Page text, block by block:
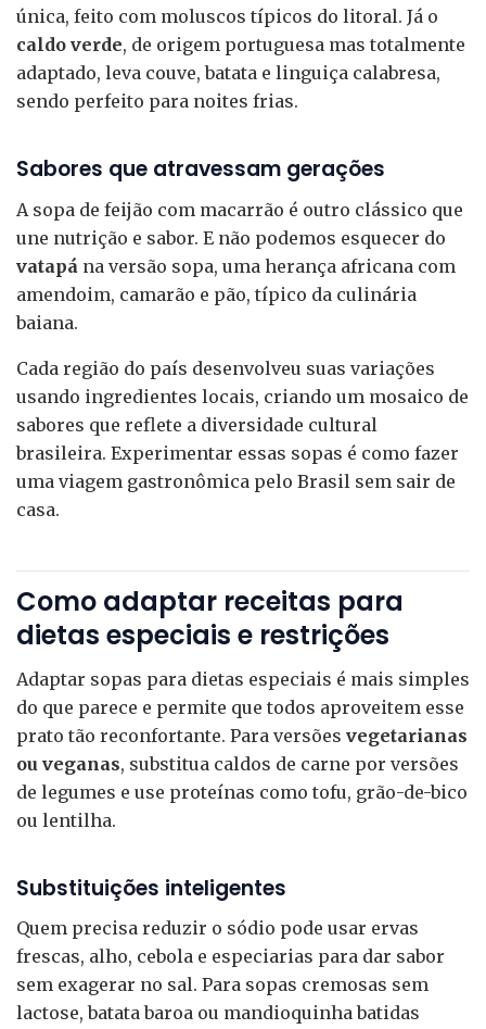
única, feito com moluscos típicos do litoral. Já o
caldo verde, de origem portuguesa mas totalmente
adaptado, leva couve, batata e linguiça calabresa,
sendo perfeito para noites frias.
Sabores que atravessam gerações
A sopa de feijão com macarrão é outro clássico que
une nutrição e sabor. E não podemos esquecer do
vatapá na versão sopa, uma herança africana com
amendoim, camarão e pão, típico da culinária
baiana.
Cada região do país desenvolveu suas variações
usando ingredientes locais, criando um mosaico de
sabores que reflete a diversidade cultural
brasileira. Experimentar essas sopas é como fazer
uma viagem gastronômica pelo Brasil sem sair de
casa.
Como adaptar receitas para
dietas especiais e restrições
Adaptar sopas para dietas especiais é mais simples
do que parece e permite que todos aproveitem esse
prato tão reconfortante. Para versões vegetarianas
ou veganas, substitua caldos de carne por versões
de legumes e use proteínas como tofu, grão-de-bico
ou lentilha.
Substituições inteligentes
Quem precisa reduzir o sódio pode usar ervas
frescas, alho, cebola e especiarias para dar sabor
sem exagerar no sal. Para sopas cremosas sem
lactose, batata baroa ou mandioquinha batidas